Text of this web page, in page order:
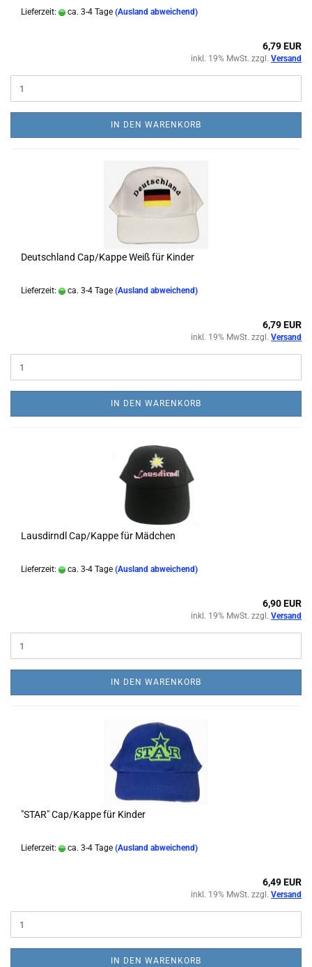
Lieferzeit: ca. 3-4 Tage (Ausland abweichend)
6,79 EUR
inkl. 19% MwSt. zzgl. Versand
IN DEN WARENKORB
Deutschland Cap/Kappe Weiß für Kinder
Lieferzeit: ca. 3-4 Tage (Ausland abweichend)
6,79 EUR
inkl. 19% MwSt. zzgl. Versand
IN DEN WARENKORB
Lausdirndl Cap/Kappe für Mädchen
Lieferzeit: ca. 3-4 Tage (Ausland abweichend)
6,90 EUR
inkl. 19% MwSt. zzgl. Versand
IN DEN WARENKORB
"STAR" Cap/Kappe für Kinder
Lieferzeit: ca. 3-4 Tage (Ausland abweichend)
6,49 EUR
inkl. 19% MwSt. zzgl. Versand
IN DEN WARENKORB